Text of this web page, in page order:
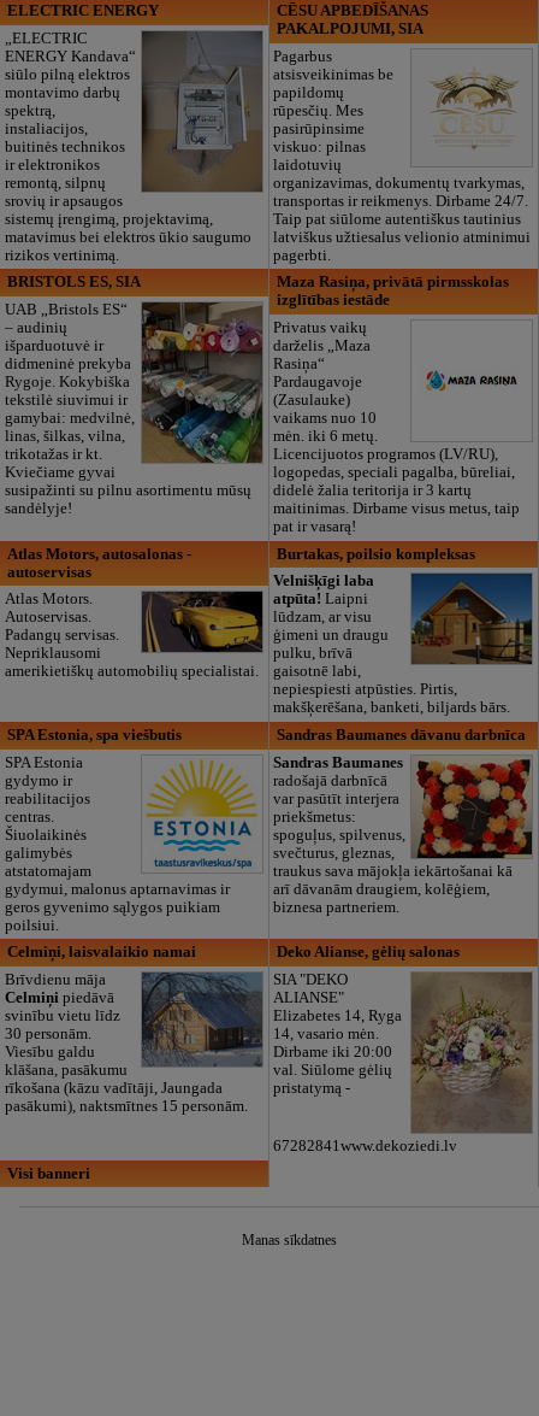
ELECTRIC ENERGY
„ELECTRIC
ENERGY Kandava“
siūlo pilną elektros
montavimo darbų
spektrą,
instaliacijos,
buitinės technikos
ir elektronikos
remontą, silpnų
srovių ir apsaugos
sistemų įrengimą, projektavimą,
matavimus bei elektros ūkio saugumo
rizikos vertinimą.
CĒSU APBEDĪŠANAS
PAKALPOJUMI, SIA
Pagarbus
atsisveikinimas be
papildomų
rūpesčių. Mes
pasirūpinsime
viskuo: pilnas
laidotuvių
organizavimas, dokumentų tvarkymas,
transportas ir reikmenys. Dirbame 24/7.
Taip pat siūlome autentiškus tautinius
latviškus užtiesalus velionio atminimui
pagerbti.
BRISTOLS ES, SIA
UAB „Bristols ES“
– audinių
išparduotuvė ir
didmeninė prekyba
Rygoje. Kokybiška
tekstilė siuvimui ir
gamybai: medvilnė,
linas, šilkas, vilna,
trikotažas ir kt.
Kviečiame gyvai
susipažinti su pilnu asortimentu mūsų
sandėlyje!
Maza Rasiņa, privātā pirmsskolas
izglītības iestāde
Privatus vaikų
darželis „Maza
Rasiņa“
Pardaugavoje
(Zasulauke)
vaikams nuo 10
mėn. iki 6 metų.
Licencijuotos programos (LV/RU),
logopedas, speciali pagalba, būreliai,
didelė žalia teritorija ir 3 kartų
maitinimas. Dirbame visus metus, taip
pat ir vasarą!
Atlas Motors, autosalonas -
autoservisas
Atlas Motors.
Autoservisas.
Padangų servisas.
Nepriklausomi
amerikietiškų automobilių specialistai.
Burtakas, poilsio kompleksas
Velnišķīgi laba
atpūta! Laipni
lūdzam, ar visu
ģimeni un draugu
pulku, brīvā
gaisotnē labi,
nepiespiesti atpūsties. Pirtis,
makšķerēšana, banketi, biljards bārs.
SPA Estonia, spa viešbutis
SPA Estonia
gydymo ir
reabilitacijos
centras.
Šiuolaikinės
galimybės
atstatomajam
gydymui, malonus aptarnavimas ir
geros gyvenimo sąlygos puikiam
poilsiui.
Sandras Baumanes dāvanu darbnīca
Sandras Baumanes
radošajā darbnīcā
var pasūtīt interjera
priekšmetus:
spoguļus, spilvenus,
svečturus, gleznas,
traukus sava mājokļa iekārtošanai kā
arī dāvanām draugiem, kolēģiem,
biznesa partneriem.
Celmiņi, laisvalaikio namai
Brīvdienu māja
Celmiņipiedāvā
svinību vietu līdz
30 personām.
Viesību galdu
klāšana, pasākumu
rīkošana (kāzu vadītāji, Jaungada
pasākumi), naktsmītnes 15 personām.
Deko Alianse, gėlių salonas
SIA "DEKO
ALIANSE"
Elizabetes 14, Ryga
14, vasario mėn.
Dirbame iki 20:00
val. Siūlome gėlių
pristatymą -
67282841www.dekoziedi.lv
Visi banneri
Manas sīkdatnes